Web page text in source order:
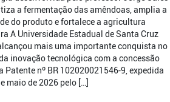
a fermentação das amêndoas, amplia a
do produto e fortalece a agricultura
A Universidade Estadual de Santa Cruz
mais uma importante conquista no
inovação tecnológica com a concessão
Patente nº BR 102020021546-9, expedida
maio de 2026 pelo […]